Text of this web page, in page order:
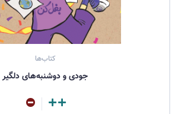
کتاب‌ها
جودی و دوشنبه‌های دلگیر
مشاهده کتاب